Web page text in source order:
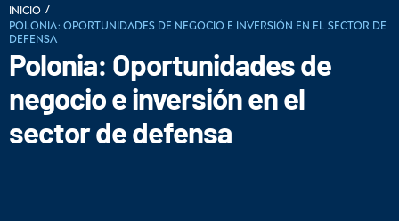
INICIO /
Polonia: Oportunidades de negocio e inversión en el sector de
defensa
Polonia: Oportunidades de
negocio e inversión en el
sector de defensa